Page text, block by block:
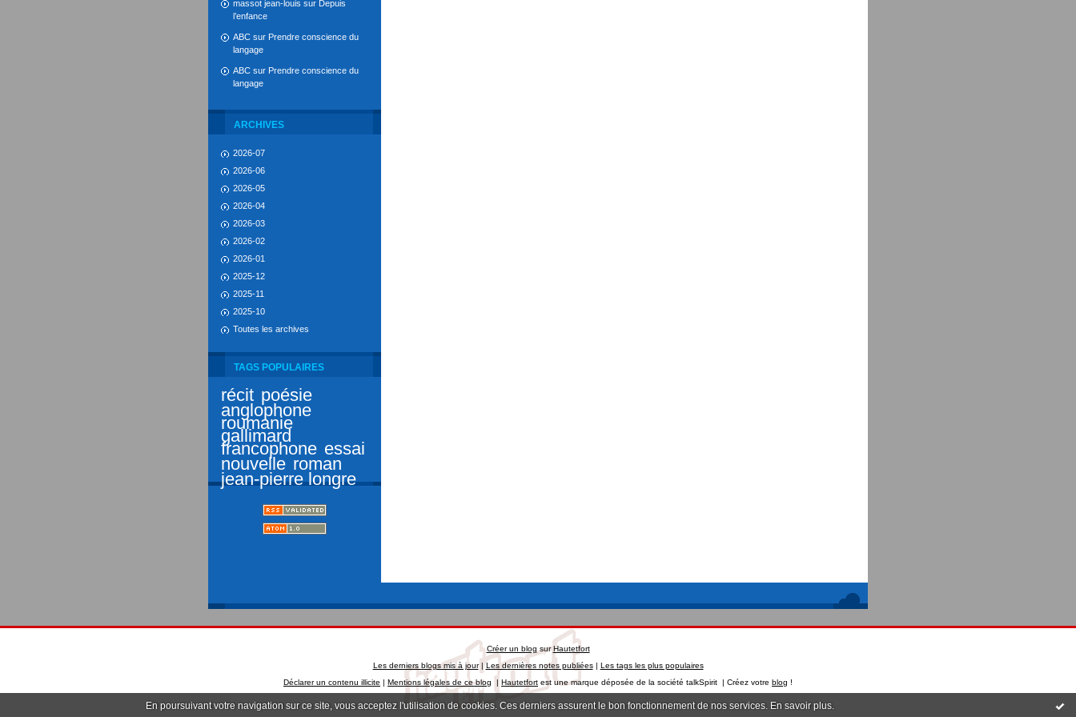
En poursuivant votre navigation sur ce site, vous acceptez l'utilisation de cookies. Ces derniers assurent le bon fonctionnement de nos services. En savoir plus.
massot jean-louis sur Depuis
l’enfance
ABC sur Prendre conscience du
langage
ABC sur Prendre conscience du
langage
ARCHIVES
2026-07
2026-06
2026-05
2026-04
2026-03
2026-02
2026-01
2025-12
2025-11
2025-10
Toutes les archives
TAGS POPULAIRES
récit poésie
anglophone
roumanie
gallimard
francophone essai
nouvelle roman
jean-pierre longre
Créer un blog surHautetfort
Les derniers blogs mis à jour|Les dernières notes publiées| Les tags les plus populaires
Déclarer un contenu illicite | Mentions légales de ce blog | Hautetfort est une marque déposée de la société talkSpirit | Créez votre blog !